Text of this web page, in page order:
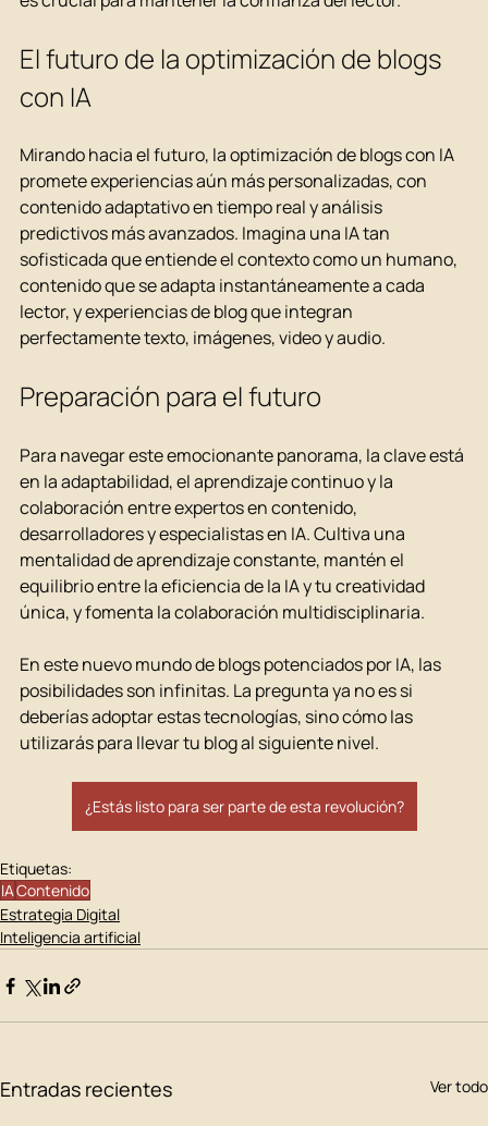
El futuro de la optimización de blogs
con IA
Mirando hacia el futuro, la optimización de blogs con IA
promete experiencias aún más personalizadas, con
contenido adaptativo en tiempo real y análisis
predictivos más avanzados. Imagina una IA tan
sofisticada que entiende el contexto como un humano,
contenido que se adapta instantáneamente a cada
lector, y experiencias de blog que integran
perfectamente texto, imágenes, video y audio.
Preparación para el futuro
Para navegar este emocionante panorama, la clave está
en la adaptabilidad, el aprendizaje continuo y la
colaboración entre expertos en contenido,
desarrolladores y especialistas en IA. Cultiva una
mentalidad de aprendizaje constante, mantén el
equilibrio entre la eficiencia de la IA y tu creatividad
única, y fomenta la colaboración multidisciplinaria.
En este nuevo mundo de blogs potenciados por IA, las
posibilidades son infinitas. La pregunta ya no es si
deberías adoptar estas tecnologías, sino cómo las
utilizarás para llevar tu blog al siguiente nivel.
¿Estás listo para ser parte de esta revolución?
Etiquetas:
IAContenido
Estrategia Digital
Inteligencia artificial
Entradas recientes Ver todo